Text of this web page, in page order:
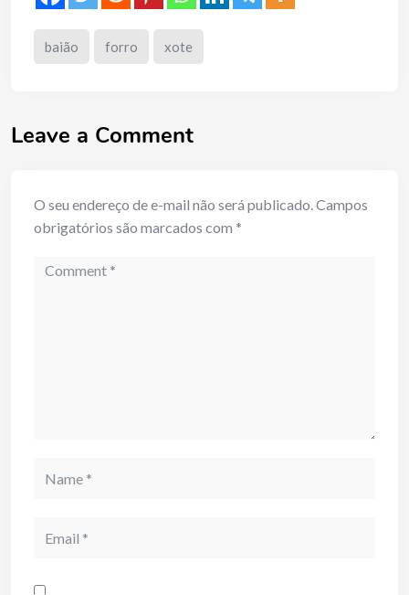
baião forro xote
Leave a Comment
O seu endereço de e-mail não será publicado.Campos
obrigatórios são marcados com *
Comment